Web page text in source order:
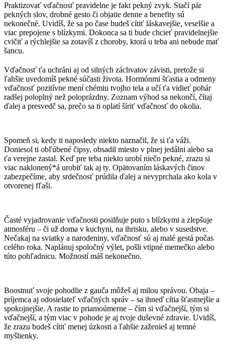
Praktizovať vďačnosť pravidelne je fakt pekný zvyk. Stačí pár
pekných slov, drobné gesto či objatie denne a benefity sú
nekonečné. Uvidíš, že sa po čase budeš cítiť láskavejšie, veselšie a
viac prepojene s blízkymi. Dokonca sa ti bude chcieť pravidelnejšie
cvičiť a rýchlejšie sa zotavíš z choroby, ktorá u teba ani nebude mať
šancu.
Vďačnosť ťa uchráni aj od silných záchvatov závisti, pretože si
ľahšie uvedomíš pekné súčasti života. Hormónmi šťastia a odmeny
vďačnosť pozitívne mení chémiu tvojho tela a učí ťa vidieť pohár
radšej poloplný než poloprázdny. Zoznam výhod sa nekončí, čítaj
ďalej a presvedč sa, prečo sa ti oplatí šíriť vďačnosť do okolia.
Spomeň si, kedy ti naposledy niekto naznačil, že si ťa váži.
Doniesol ti obľúbené čipsy, obsadil miesto v plnej jedálni alebo sa
ťa verejne zastal. Keď pre teba niekto urobí niečo pekné, zrazu si
viac naklonený*á urobiť tak aj ty. Opätovaním láskavých činov
zabezpečíme, aby srdečnosť prúdila ďalej a nevyprchala ako kola v
otvorenej fľaši.
Časté vyjadrovanie vďačnosti posilňuje puto s blízkymi a zlepšuje
atmosféru – či už doma v kuchyni, na ihrisku, alebo v susedstve.
Nečakaj na sviatky a narodeniny, vďačnosť sú aj malé gestá počas
celého roka. Naplánuj spoločný výlet, pošli vtipné memečko alebo
túto pohľadnicu. Možností máš nekonečno.
Boostnuť svoje pohodlie z gauča môžeš aj milou správou. Obaja –
príjemca aj odosielateľ vďačných správ – sa ihneď cítia šťastnejšie a
spokojnejšie. A rastie to priamoúmerne – čím si vďačnejší, tým si
vďačnejší, a tým viac v pohode je aj tvoje duševné zdravie. Uvidíš,
že zrazu budeš cítiť menej úzkosti a ľahšie zaženieš aj temné
myšlienky.